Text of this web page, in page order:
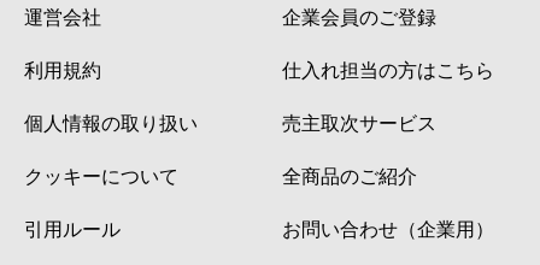
運営会社
利用規約
個人情報の取り扱い
クッキーについて
引用ルール
企業会員のご登録
仕入れ担当の方はこちら
売主取次サービス
全商品のご紹介
お問い合わせ（企業用）